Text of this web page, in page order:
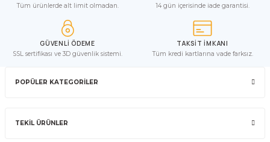
Tüm ürünlerde alt limit olmadan. 14 gün içerisinde iade garantisi.
GÜVENLİ ÖDEME
SSL sertifikası ve 3D güvenlik sistemi.
TAKSİT İMKANI
Tüm kredi kartlarına vade farksız.
POPÜLER KATEGORİLER
TEKİL ÜRÜNLER